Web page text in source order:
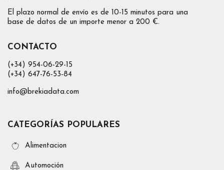
El plazo normal de envío es de 10-15 minutos para una
base de datos de un importe menor a 200 €.
CONTACTO
(+34) 954-06-29-15
(+34) 647-76-53-84
info@brekiadata.com
CATEGORÍAS POPULARES
Alimentacion
Automoción